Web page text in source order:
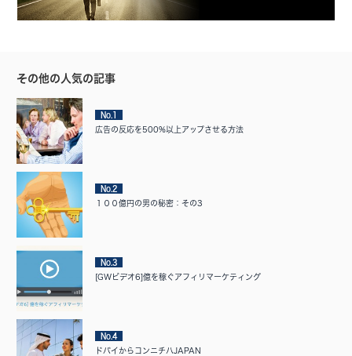
その他の人気の記事
No.1
広告の反応を500%以上アップさせる方法
No.2
１００億円の男の秘密：その3
No.3
[GWビデオ6]億を稼ぐアフィリマーケティング
No.4
ドバイからコンニチハJAPAN